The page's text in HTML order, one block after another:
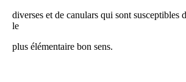
diverses et de canulars qui sont susceptibles
le
plus élémentaire bon sens.